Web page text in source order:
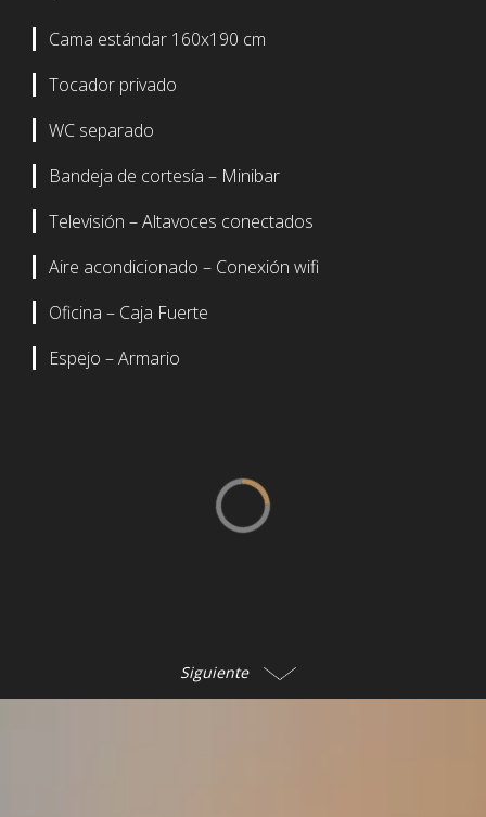
Cama estándar 160x190 cm
Tocador privado
WC separado
Bandeja de cortesía – Minibar
Televisión – Altavoces conectados
Aire acondicionado – Conexión wifi
Oficina – Caja Fuerte
Espejo – Armario
Siguiente